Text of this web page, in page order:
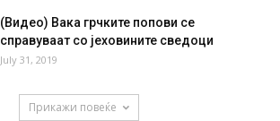
(Видео) Вака грчките попови се
справуваат со јеховините сведоци
July 31, 2019
Прикажи повеќе